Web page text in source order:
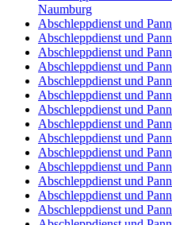
Naumburg
Abschleppdienst und
Abschleppdienst und
Abschleppdienst und
Abschleppdienst und
Abschleppdienst und
Abschleppdienst und
Abschleppdienst und
Abschleppdienst und
Abschleppdienst und
Abschleppdienst und
Abschleppdienst und
Abschleppdienst und
Abschleppdienst und
Abschleppdienst und